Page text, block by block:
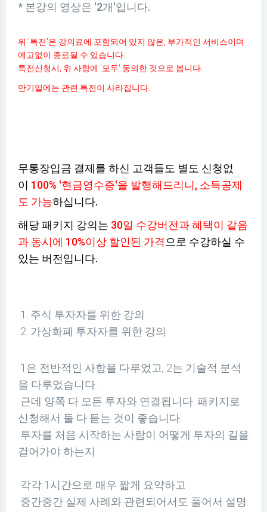
* 본강의 영상은 '2개'입니다.
위 '특전'은 강의료에 포함되어 있지 않은, 부가적인 서비스이며
예고없이 종료될 수 있습니다.
특전신청시, 위 사항에 '모두' 동의한 것으로 봅니다.
만기일에는 관련 특전이 사라집니다.
무통장입금 결제를 하신 고객들도 별도 신청없
이 100% '현금영수증'을 발행해드리니, 소득공제
도 가능하십니다.
해당 패키지 강의는 30일 수강버전과 혜택이 같음
과 동시에 10%이상 할인된 가격 으로 수강하실 수
있는 버전입니다.
1. 주식 투자자를 위한 강의
2. 가상화폐 투자자를 위한 강의
1은 전반적인 사항을 다루었고, 2는 기술적 분석
을 다루었습니다.
근데 양쪽 다 모든 투자와 연결됩니다. 패키지로
신청해서 둘 다 듣는 것이 좋습니다.
투자를 처음 시작하는 사람이 어떻게 투자의 길을
걸어가야 하는지
각각 1시간으로 매우 짧게 요약하고
중간중간 실제 사례와 관련되어서도 풀어서 설명.